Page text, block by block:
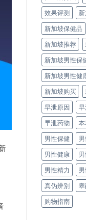
效果评测
新加坡保健品
新加坡推荐
新加坡男性保
新加坡男性健
新加坡购买
早泄原因
早泄药物
男性保健
男性健康
男性精力
真伪辨别
购物指南